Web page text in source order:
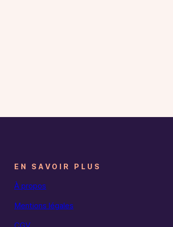
EN SAVOIR PLUS
À propos
Mentions légales